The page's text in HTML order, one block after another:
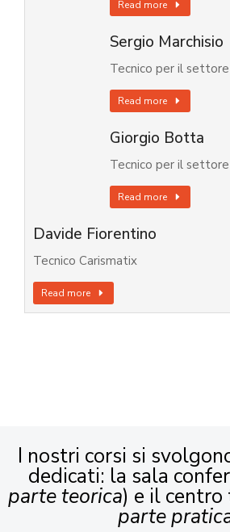
Read more
Sergio Marchisio
Tecnico per il
Read more
Giorgio Botta
Tecnico per il settore
Read more
Davide Fiorentino
Tecnico Carismatix
Read more
I nostri corsi si
dedicati: la sala
parte teorica) e il centro
parte